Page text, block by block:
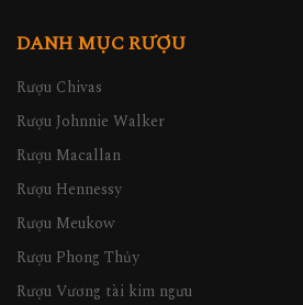
DANH MỤC RƯỢU
Rượu Chivas
Rượu Johnnie Walker
Rượu Macallan
Rượu Hennessy
Rượu Meukow
Rượu Phong Thủy
Rượu Vương tài kim ngưu